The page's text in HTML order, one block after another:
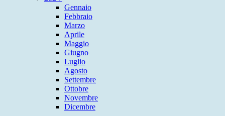
Gennaio
Febbraio
Marzo
Aprile
Maggio
Giugno
Luglio
Agosto
Settembre
Ottobre
Novembre
Dicembre